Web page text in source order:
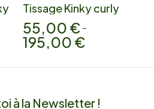
Tissage Kinky curly
55,00 € –
195,00 €
à la Newsletter !